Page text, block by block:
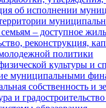
об исполнении
– доступное
реконструкция,
политики
культуры и
муниципальными
собственность и
и